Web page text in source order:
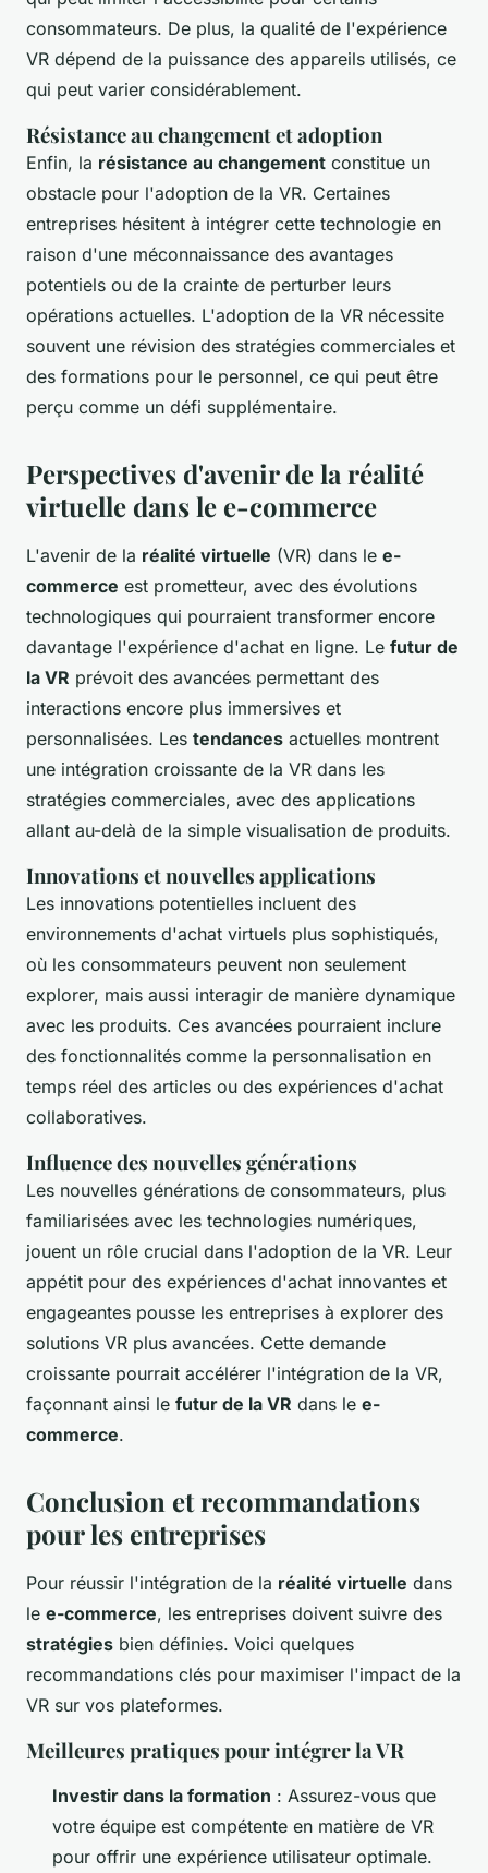
consommateurs. De plus, la qualité de l'expérience
VR dépend de la puissance des appareils utilisés, ce
qui peut varier considérablement.
Résistance au changement et adoption
Enfin, la résistance au changement constitue un
obstacle pour l'adoption de la VR. Certaines
entreprises hésitent à intégrer cette technologie en
raison d'une méconnaissance des avantages
potentiels ou de la crainte de perturber leurs
opérations actuelles. L'adoption de la VR nécessite
souvent une révision des stratégies commerciales et
des formations pour le personnel, ce qui peut être
perçu comme un défi supplémentaire.
Perspectives d'avenir de la réalité
virtuelle dans le e-commerce
L'avenir de la réalité virtuelle (VR) dans le e-
commerce est prometteur, avec des évolutions
technologiques qui pourraient transformer encore
davantage l'expérience d'achat en ligne. Le futur de
la VR prévoit des avancées permettant des
interactions encore plus immersives et
personnalisées. Les tendances actuelles montrent
une intégration croissante de la VR dans les
stratégies commerciales, avec des applications
allant au-delà de la simple visualisation de produits.
Innovations et nouvelles applications
Les innovations potentielles incluent des
environnements d'achat virtuels plus sophistiqués,
où les consommateurs peuvent non seulement
explorer, mais aussi interagir de manière dynamique
avec les produits. Ces avancées pourraient inclure
des fonctionnalités comme la personnalisation en
temps réel des articles ou des expériences d'achat
collaboratives.
Influence des nouvelles générations
Les nouvelles générations de consommateurs, plus
familiarisées avec les technologies numériques,
jouent un rôle crucial dans l'adoption de la VR. Leur
appétit pour des expériences d'achat innovantes et
engageantes pousse les entreprises à explorer des
solutions VR plus avancées. Cette demande
croissante pourrait accélérer l'intégration de la VR,
façonnant ainsi le futur de la VR dans le e-
commerce.
Conclusion et recommandations
pour les entreprises
Pour réussir l'intégration de la réalité virtuelle dans
le e-commerce, les entreprises doivent suivre des
stratégies bien définies. Voici quelques
recommandations clés pour maximiser l'impact de la
VR sur vos plateformes.
Meilleures pratiques pour intégrer la VR
Investir dans la formation : Assurez-vous que
votre équipe est compétente en matière de VR
pour offrir une expérience utilisateur optimale.